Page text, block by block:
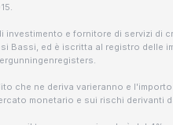
e fornitore di servizi
Bassi, ed è iscritta al registro
che ne deriva varieranno e
monetario e sui rischi derivanti